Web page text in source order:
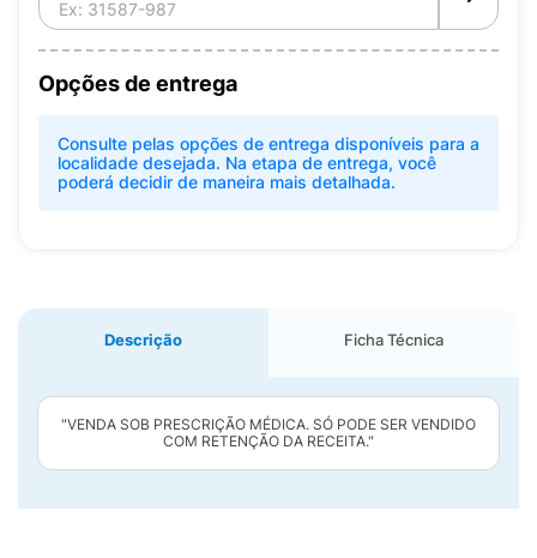
Opções de entrega
Consulte pelas opções de entrega disponíveis para a
localidade desejada. Na etapa de entrega, você
poderá decidir de maneira mais detalhada.
Descrição Ficha Técnica
"VENDA SOB PRESCRIÇÃO MÉDICA. SÓ PODE SER VENDIDO
COM RETENÇÃO DA RECEITA."